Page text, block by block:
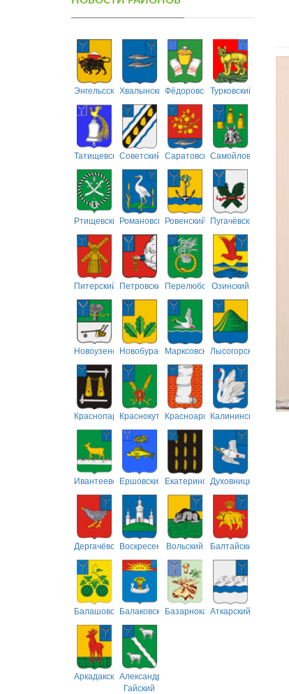
ЭнгельсскийХвалынскийФёдоровскийТурковский
ТатищевскийСоветский СаратовскийСамойловский
РтищевскийРомановскийРовенский Пугачёвский
Питерский ПетровскийПерелюбскийОзинский
НовоузенскийНовобурасскийМарксовскийЛысогорский
Краснопартизанский
КраснокутскийКрасноармейский
Калининский
ИвантеевскийЕршовский ЕкатериновскийДуховницкий
ДергачёвскийВоскресенскийВольский Балтайский
БалашовскийБалаковскийБазарнокарабулакский
Аткарский
АркадакскийАлександрово-
Гайский